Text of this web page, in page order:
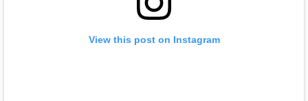
View this post on Instagram